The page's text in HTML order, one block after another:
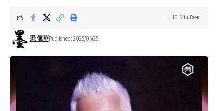
梁 偉華Published: 2025/06/25
10 Min Read